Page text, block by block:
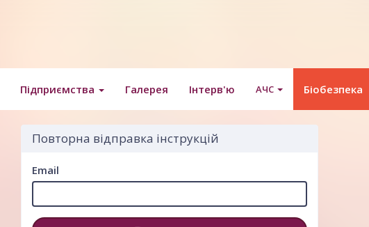
Підприємства Галерея Інтерв'ю АЧС Біобезпека
Повторна відправка інструкцій
Email